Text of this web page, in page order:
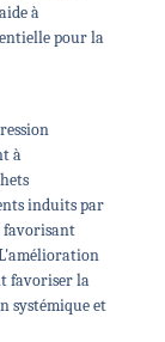
à
pour la
à
induits par
favorisant
favoriser la
systémique et